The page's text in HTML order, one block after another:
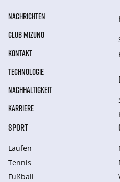
NACHRICHTEN
CLUB MIZUNO
KONTAKT
TECHNOLOGIE
NACHHALTIGKEIT
KARRIERE
SPORT
Laufen
Tennis
Fußball